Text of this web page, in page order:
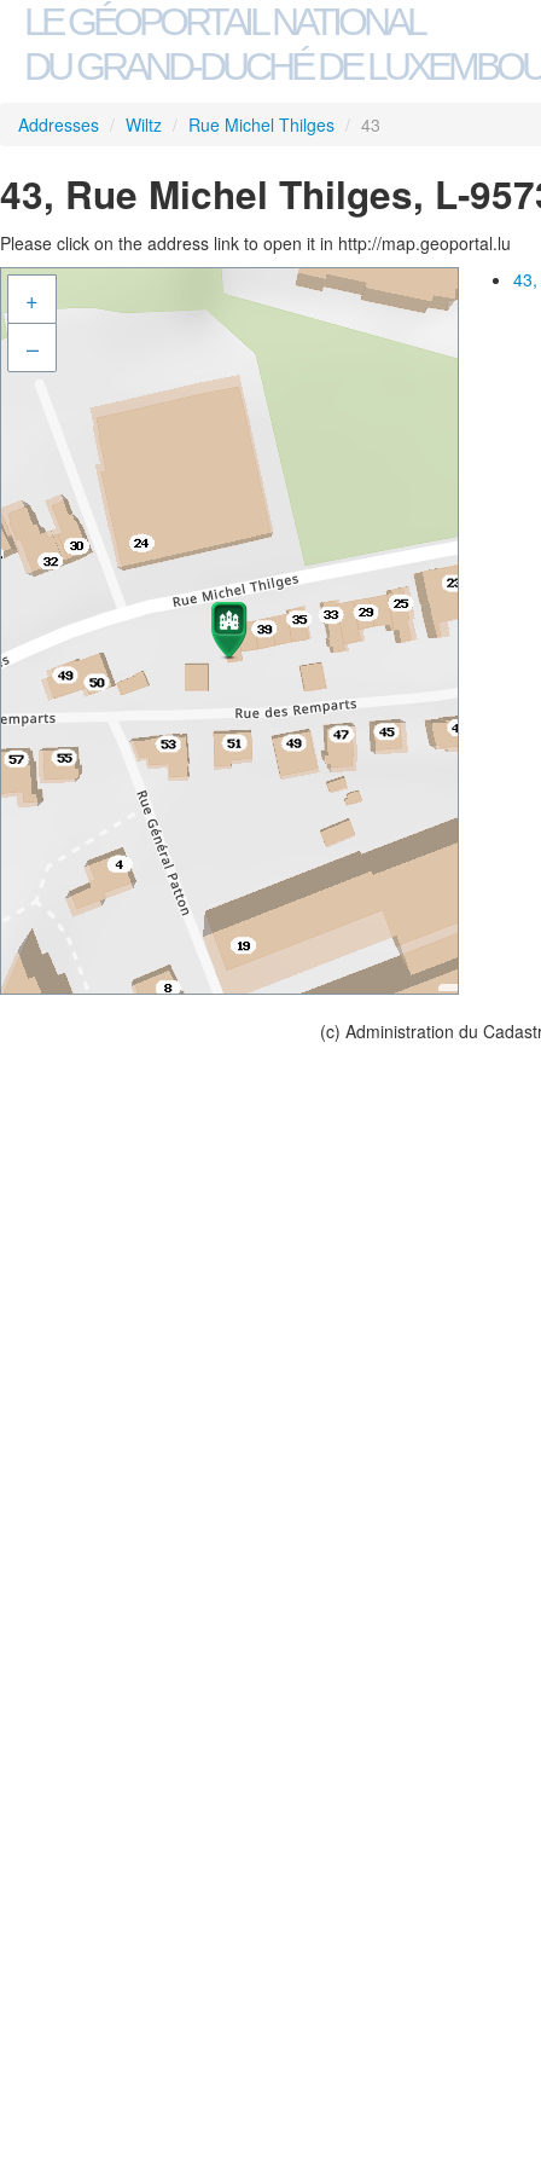
LE GÉOPORTAIL NATIONAL
DU GRAND-DUCHÉ DE
Addresses / Wiltz / Rue Michel Thilges / 43
43, Rue Michel Thilges, L-
Please click on the address link to open it in http://map.geoportal.lu
+
–
(c) Administration du